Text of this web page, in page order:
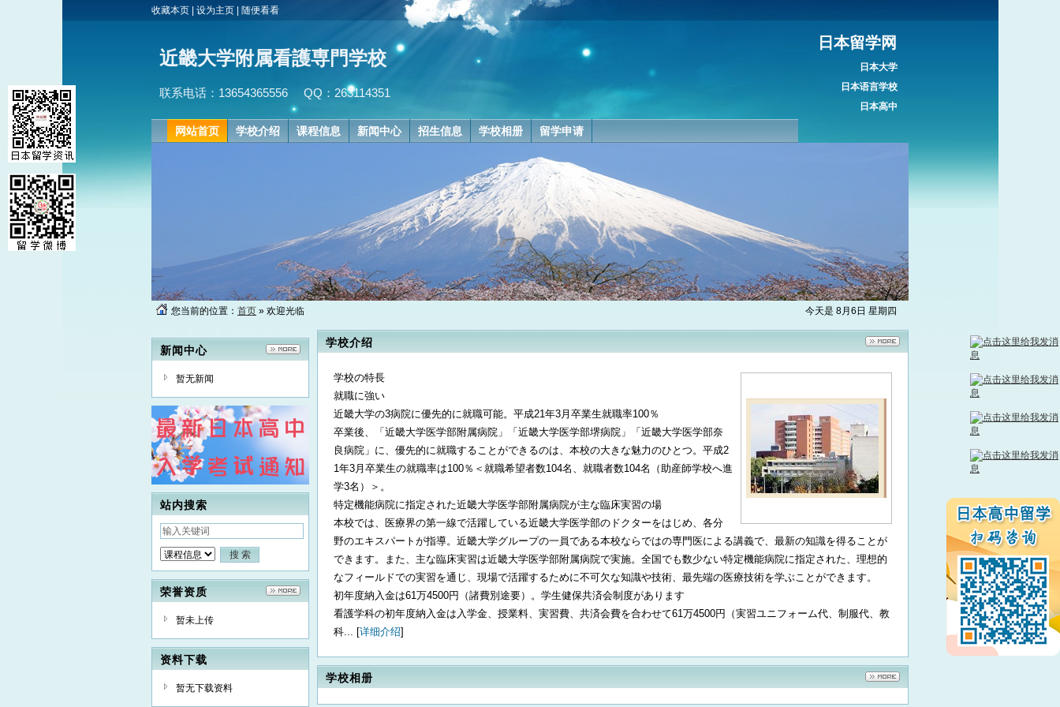
收藏本页 设为主页 随便看看
近畿大学附属看護専門学校
联系电话：13654365556 QQ：263114351
日本留学网
日本大学
日本语言学校
日本高中
网站首页 学校介绍 课程信息 新闻中心 招生信息 学校相册 留学申请
今天是 8月6日 星期四
您当前的位置： 首页 » 欢迎光临
新闻中心
暂无新闻
站内搜索
荣誉资质
暂未上传
资料下载
暂无下载资料
学校介绍
学校の特長
就職に強い
近畿大学の3病院に優先的に就職可能。平成21年3月卒業生就職率100％
卒業後、「近畿大学医学部附属病院」「近畿大学医学部堺病院」「近畿大学医学部奈
良病院」に、優先的に就職することができるのは、本校の大きな魅力のひとつ。平成2
1年3月卒業生の就職率は100％＜就職希望者数104名、就職者数104名（助産師学校へ進
学3名）＞。
特定機能病院に指定された近畿大学医学部附属病院が主な臨床実習の場
本校では、医療界の第一線で活躍している近畿大学医学部のドクターをはじめ、各分
野のエキスパートが指導。近畿大学グループの一員である本校ならではの専門医による講義で、最新の知識を得ることが
できます。また、主な臨床実習は近畿大学医学部附属病院で実施。全国でも数少ない特定機能病院に指定された、理想的
なフィールドでの実習を通じ、現場で活躍するために不可欠な知識や技術、最先端の医療技術を学ぶことができます。
初年度納入金は61万4500円（諸費別途要）。学生健保共済会制度があります
看護学科の初年度納入金は入学金、授業料、実習費、共済会費を合わせて61万4500円（実習ユニフォーム代、制服代、教
科... [详细介绍]
学校相册